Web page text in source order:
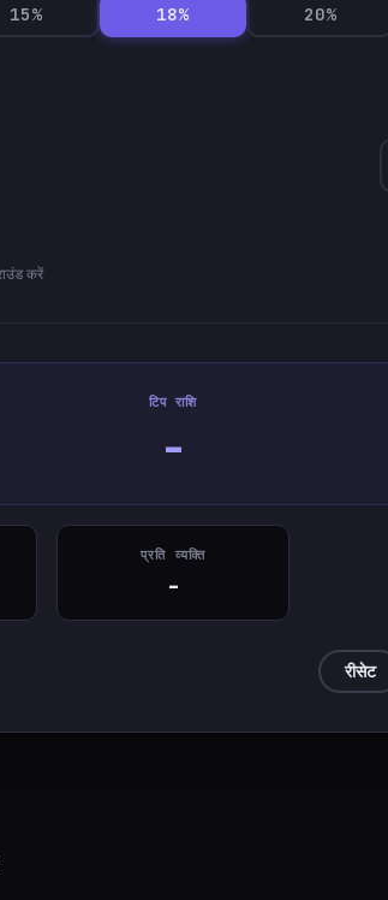
15% 18% 20%
करें
टिप राशि
-
प्रति व्यक्ति
-
रीसेट